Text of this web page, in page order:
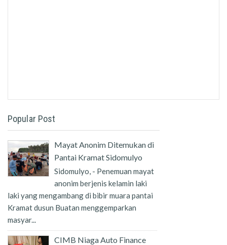
Popular Post
Mayat Anonim Ditemukan di
Pantai Kramat Sidomulyo
Sidomulyo, - Penemuan mayat
anonim berjenis kelamin laki
laki yang mengambang di bibir muara pantai
Kramat dusun Buatan menggemparkan
masyar...
CIMB Niaga Auto Finance